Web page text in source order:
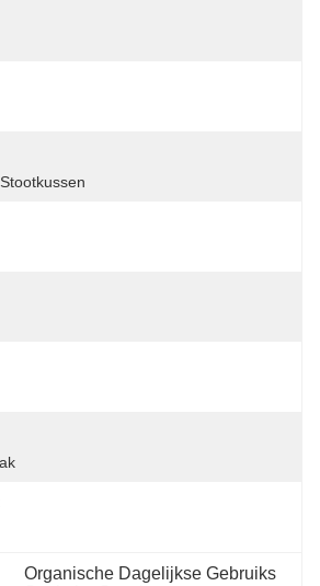
Organische Dagelijkse Gebruiks